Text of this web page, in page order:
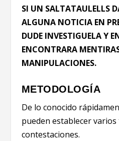
SI UN SALTATAULELLS
ALGUNA NOTICIA EN
DUDE INVESTIGUELA Y
ENCONTRARA
MANIPULACIONES.
METODOLOGÍA
De lo conocido
pueden establecer
contestaciones.